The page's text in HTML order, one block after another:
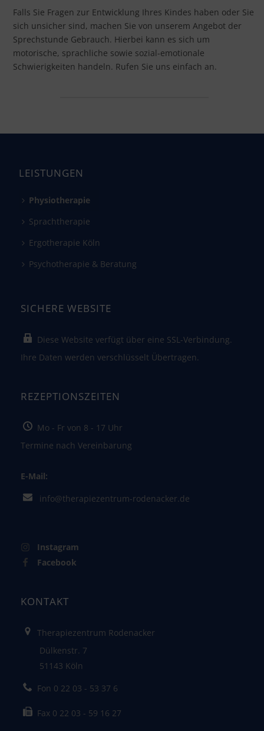
Falls Sie Fragen zur Entwicklung Ihres Kindes haben oder Sie
sich unsicher sind, machen Sie von unserem Angebot der
Sprechstunde Gebrauch. Hierbei kann es sich um
motorische, sprachliche sowie sozial-emotionale
Schwierigkeiten handeln. Rufen Sie uns einfach an.
LEISTUNGEN
Physiotherapie
Sprachtherapie
Ergotherapie Köln
Psychotherapie & Beratung
SICHERE WEBSITE
Diese Website verfügt über eine SSL-Verbindung.
Ihre Daten werden verschlüsselt Übertragen.
REZEPTIONSZEITEN
Mo - Fr von 8 - 17 Uhr
Termine nach Vereinbarung
E-Mail:
info@therapiezentrum-rodenacker.de
Instagram
Facebook
KONTAKT
Therapiezentrum Rodenacker
Dülkenstr. 7
51143 Köln
Fon 0 22 03 - 53 37 6
Fax 0 22 03 - 59 16 27